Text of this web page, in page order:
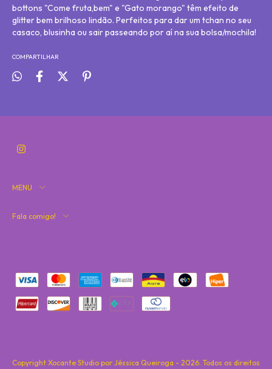
bottons "Come fruta,bem" e "Gato morango" têm efeito de
glitter bem brilhoso lindão. Perfeitos para dar um tchan no seu
casaco, blusinha ou sair passeando por aí na sua bolsa/mochila!
COMPARTILHAR
MENU
Fala comigo!
Copyright Xocante Studio por Jéssica Queiroga - 2026. Todos os direitos